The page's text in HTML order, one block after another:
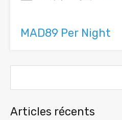
MAD89 Per Night
Articles récents